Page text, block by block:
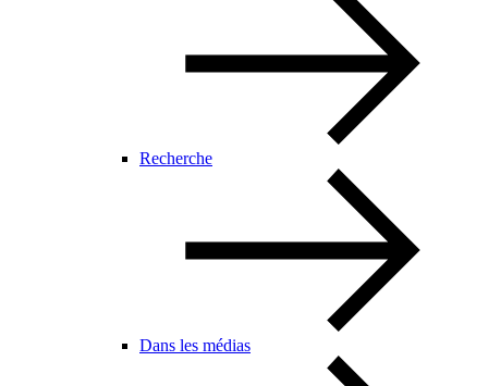
Recherche
Dans les médias